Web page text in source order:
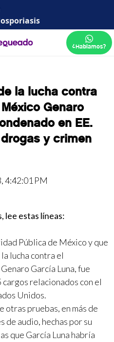
¿Hablamos?
la lucha contra
Genaro
en EE.
y crimen
4:42:01 PM
lee estas líneas:
Pública de México y que
lucha contra el
García Luna, fue
relacionados con el
Unidos.
otras pruebas, en más de
de audio, hechas por su
que García Luna habría